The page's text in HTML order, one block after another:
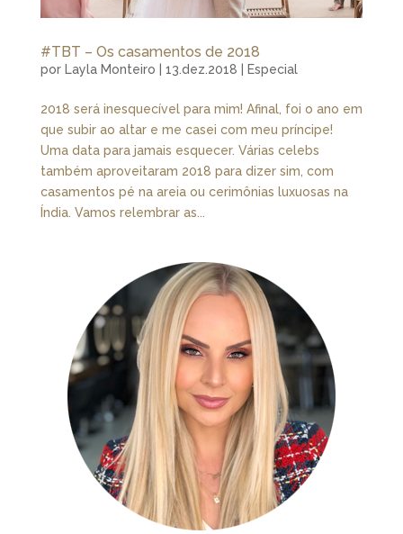
#TBT – Os casamentos de 2018
por Layla Monteiro 13.dez.2018 Especial
2018 será inesquecível para mim! Afinal, foi o ano em
que subir ao altar e me casei com meu príncipe!
Uma data para jamais esquecer. Várias celebs
também aproveitaram 2018 para dizer sim, com
casamentos pé na areia ou cerimônias luxuosas na
Índia. Vamos relembrar as...